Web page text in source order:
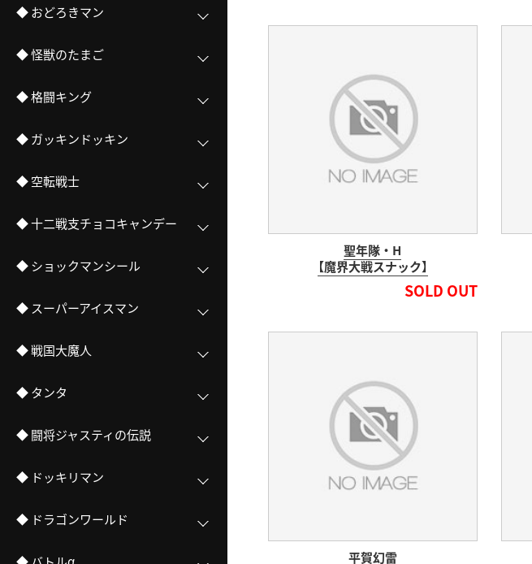
聖年隊・H
【魔界大戦スナック】
SOLD OUT
平賀幻雷
◆ おどろきマン
◆ 怪獣のたまご
◆ 格闘キング
◆ ガッキンドッキン
◆ 空転戦士
◆ 十二戦支チョコキャンデー
◆ ショックマンシール
◆ スーパーアイスマン
◆ 戦国大魔人
◆ タンタ
◆ 闘将ジャスティの伝説
◆ ドッキリマン
◆ ドラゴンワールド